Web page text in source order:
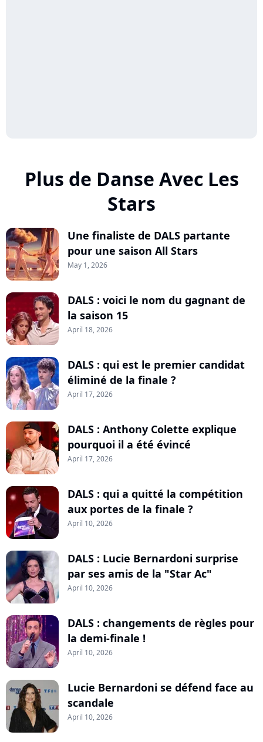
Plus de Danse Avec Les
Stars
Une finaliste de DALS partante
pour une saison All Stars
May 1, 2026
DALS : voici le nom du gagnant de
la saison 15
April 18, 2026
DALS : qui est le premier candidat
éliminé de la finale ?
April 17, 2026
DALS : Anthony Colette explique
pourquoi il a été évincé
April 17, 2026
DALS : qui a quitté la compétition
aux portes de la finale ?
April 10, 2026
DALS : Lucie Bernardoni surprise
par ses amis de la "Star Ac"
April 10, 2026
DALS : changements de règles pour
la demi-finale !
April 10, 2026
Lucie Bernardoni se défend face au
scandale
April 10, 2026